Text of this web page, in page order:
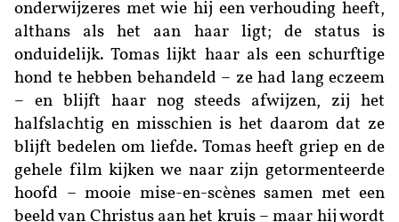
onderwijzeres met wie hij een verhouding heeft,
althans als het aan haar ligt; de status is
onduidelijk. Tomas lijkt haar als een schurftige
hond te hebben behandeld – ze had lang eczeem
– en blijft haar nog steeds afwijzen, zij het
halfslachtig en misschien is het daarom dat ze
blijft bedelen om liefde. Tomas heeft griep en de
gehele film kijken we naar zijn getormenteerde
hoofd – mooie mise-en-scènes samen met een
beeld van Christus aan het kruis – maar hij wordt